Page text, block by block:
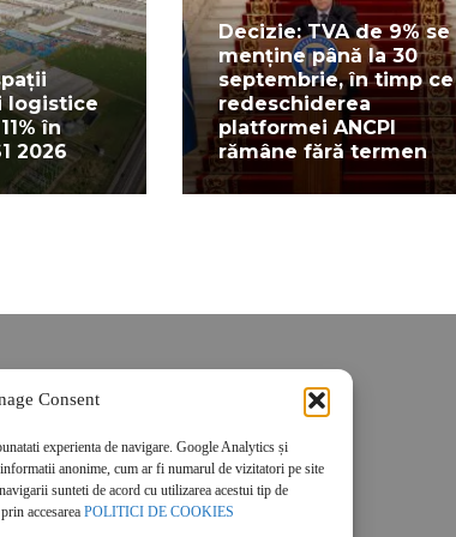
Consent
experienta de navigare. Google Analytics și
anonime, cum ar fi numarul de vizitatori pe site
sunteti de acord cu utilizarea acestui tip de
accesarea POLITICI DE COOKIES
logistice
în
2026
Decizie: TVA de 9% se
menține până la 30
septembrie, în timp ce
redeschiderea
platformei ANCPI
rămâne fără termen